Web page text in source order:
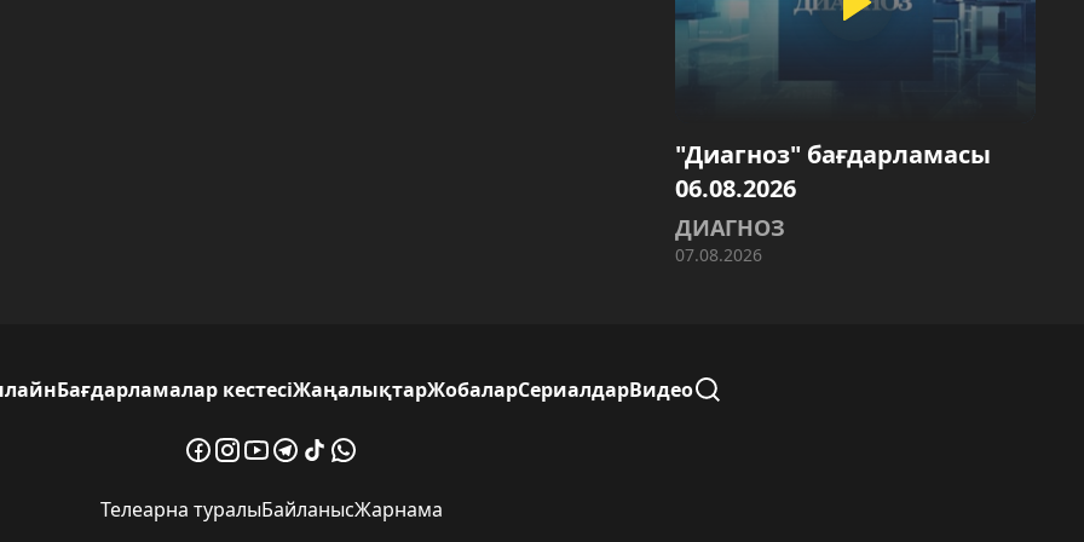
"Диагноз" бағдарламасы
06.08.2026
ДИАГНОЗ
07.08.2026
Бағдарламалар кестесіЖаңалықтарЖобаларСериалдарВидео
Телеарна туралыБайланысЖарнама